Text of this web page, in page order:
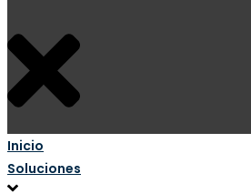
Inicio
Soluciones